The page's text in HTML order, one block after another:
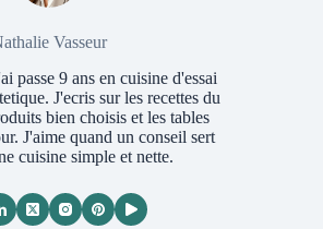
Vasseur
passe 9 ans en cuisine d'essai
J'ecris sur les recettes du
bien choisis et les tables
J'aime quand un conseil sert
cuisine simple et nette.